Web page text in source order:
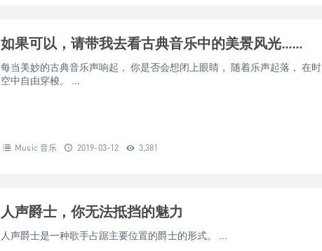
如果可以，请带我去看古典音乐中的美景风光……
每当美妙的古典音乐声响起， 你是否会想闭上眼睛， 随着乐声起落， 在时
空中自由穿梭。 ...
Music 音乐 2019-03-12 3,381
人声爵士，你无法抵挡的魅力
人声爵士是一种歌手占踞主要位置的爵士的形式。 ...